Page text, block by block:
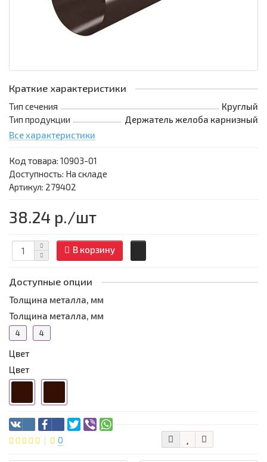
Краткие характеристики
Тип сечения
Круглый
Тип продукции
Держатель желоба карнизный
Все характеристики
Код товара: 10903-01
Доступность: На складе
Артикул: 279402
38.24 р./шт
В корзину
Доступные опции
Толщина металла, мм
Толщина металла, мм
4 4
Цвет
Цвет
0